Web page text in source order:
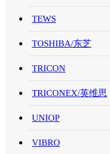
TEWS
TOSHIBA/东芝
TRICON
TRICONEX/英维思
UNIOP
VIBRO